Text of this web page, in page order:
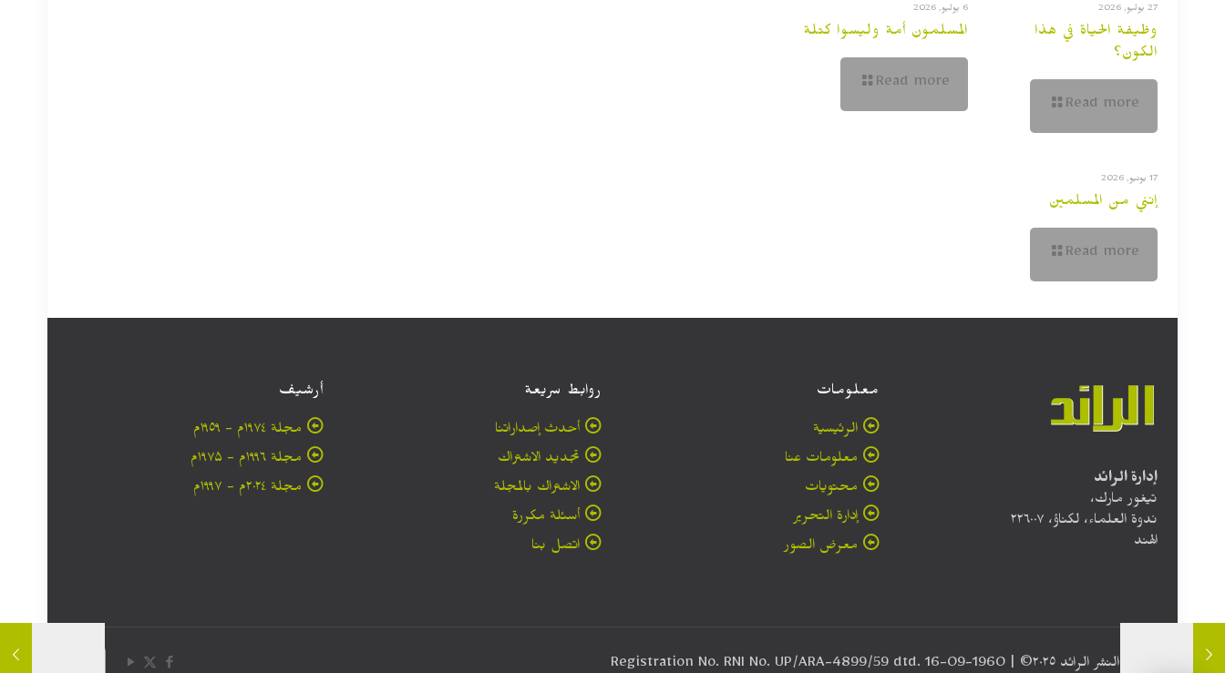
27 يوليو, 2026
وظيفة الحياة في هذا
الكون؟
Read more
6 يوليو, 2026
المسلمون أمة وليسوا كتلة
Read more
17 يونيو, 2026
إنني من المسلمين
Read more
إدارة الرائد
تيغور مارك،
ندوة العلماء، لكناؤ، ۲۲٦۰۰۷
الهند
معلومات
الرئيسية
معلومات عنا
محتويات
إدارة التحرير
معرض الصور
روابط سريعة
أحدث إصداراتنا
تجديد الاشتراك
الاشتراك بالمجلة
أسئلة مكررة
اتصل بنا
أرشيف
مجلة ۱۹۷٤م - ١٩٥٩م
مجلة ۱۹۹٦م - ۱۹۷۵م
مجلة ۲۰۲٤م - ۱۹۹۷م
حقوق النشر الرائد ٢٠۲٥© | Registration No. RNI No. UP/ARA-4899/59 dtd. 16-09-1960